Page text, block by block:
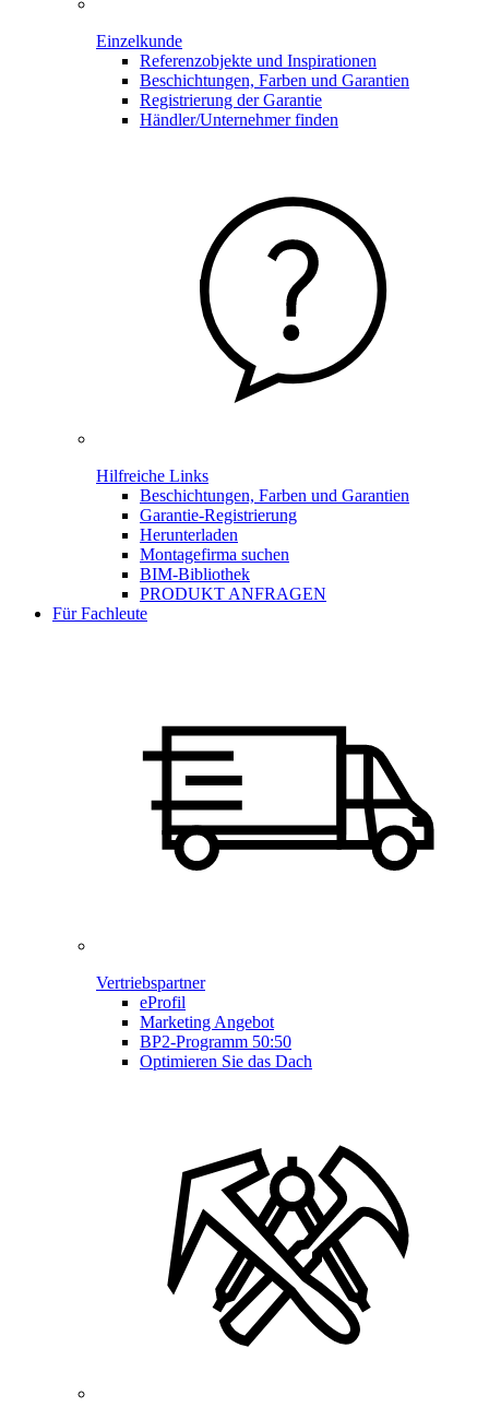
Einzelkunde
Referenzobjekte und Inspirationen
Beschichtungen, Farben und Garantien
Registrierung der Garantie
Händler/Unternehmer finden
Hilfreiche Links
Beschichtungen, Farben und Garantien
Garantie-Registrierung
Herunterladen
Montagefirma suchen
BIM-Bibliothek
PRODUKT ANFRAGEN
Für Fachleute
Vertriebspartner
eProfil
Marketing Angebot
BP2-Programm 50:50
Optimieren Sie das Dach